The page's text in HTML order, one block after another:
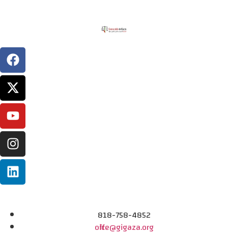
818-758-4852
office@gigaza.org